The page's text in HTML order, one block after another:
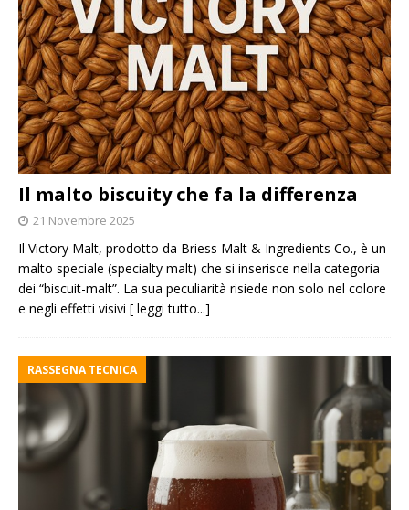
Il malto biscuity che fa la differenza
21 Novembre 2025
Il Victory Malt, prodotto da Briess Malt & Ingredients Co., è un
malto speciale (specialty malt) che si inserisce nella categoria
dei “biscuit-malt”. La sua peculiarità risiede non solo nel colore
e negli effetti visivi [ leggi tutto...]
RASSEGNA TECNICA